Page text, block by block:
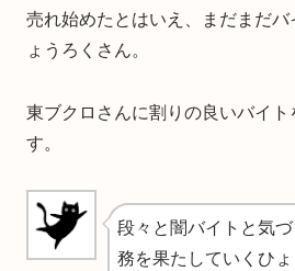
売れ始めたとはいえ、まだまだ
ょうろくさん。
東ブクロさんに割りの良いバイト
す。
段々と闇バイトと気
務を果たしていくひ